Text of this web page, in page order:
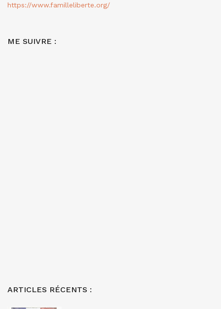
https://www.familleliberte.org/
ME SUIVRE :
ARTICLES RÉCENTS :